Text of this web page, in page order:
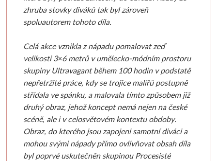
Špachtle
Klasické
Speciální
Široké
S kovovou rukojetí
Sady špachtlí
Pro tužku a uhel
Pro pastel
Pro pastelky
Mixed media
Pro kaligrafii
Černé
Výrobky
Mozaiky a
Pořadače, šanony
Kroužkové pořadače
Chrániče
Pouzdra
Desky, spisovky
S klipem
Akvarelové papíry
Skicáky
Copic
Sketch
Classic
Ciao
zhruba stovky diváků tak byl zároveň
spoluautorem tohoto díla.
Celá akce vznikla z nápadu pomalovat zeď
velikosti 3×6 metrů v umělecko-módním prostoru
skupiny Ultravagant během 100 hodin v podstatě
nepřetržité práce, kdy se trojice malířů postupně
střídala ve spánku, a malovala tímto způsobem již
druhý obraz, jehož koncept nemá nejen na české
scéně, ale i v celosvětovém kontextu obdoby.
Obraz, do kterého jsou zapojeni samotní diváci a
mohou svými nápady přímo ovlivňovat obsah díla
byl poprvé uskutečněn skupinou Procesisté